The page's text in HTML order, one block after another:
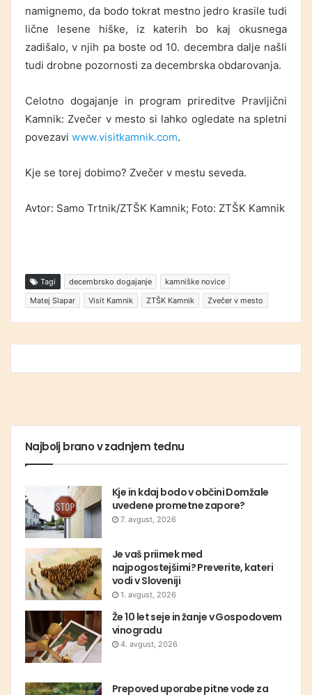
namignemo, da bodo tokrat mestno jedro krasile tudi
lične lesene hiške, iz katerih bo kaj okusnega
zadišalo, v njih pa boste od 10. decembra dalje našli
tudi drobne pozornosti za decembrska obdarovanja.
Celotno dogajanje in program prireditve Pravljični
Kamnik: Zvečer v mesto si lahko ogledate na spletni
povezavi www.visitkamnik.com.
Kje se torej dobimo? Zvečer v mestu seveda.
Avtor: Samo Trtnik/ZTŠK Kamnik; Foto: ZTŠK Kamnik
Tagi decembrsko dogajanje
kamniške novice
Matej Slapar
Visit Kamnik ZTŠK Kamnik Zvečer v mesto
Najbolj brano v zadnjem tednu
Kje in kdaj bodo v občini Domžale
uvedene prometne zapore?
7. avgust, 2026
Je vaš priimek med
najpogostejšimi? Preverite, kateri
vodi v Sloveniji
1. avgust, 2026
Že 10 let seje in žanje v Gospodovem
vinogradu
4. avgust, 2026
Prepoved uporabe pitne vode za